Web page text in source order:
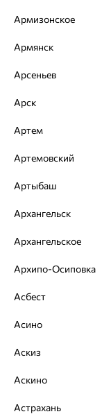
Каталог
Акции
Доставка
ул. Зегеля, 27/2
8 (800) 250-02-30
Армизонское
Армянск
Арсеньев
Арск
Артем
Артемовский
Артыбаш
Архангельск
Архангельское
Архипо-Осиповка
Асбест
Асино
Аскиз
Аскино
Астрахань